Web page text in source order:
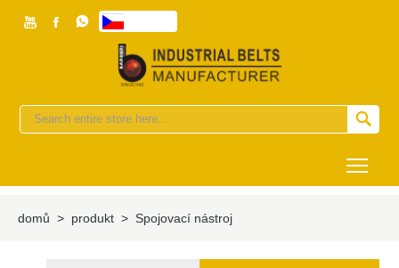
  

domů > produkt > Spojovací nástroj